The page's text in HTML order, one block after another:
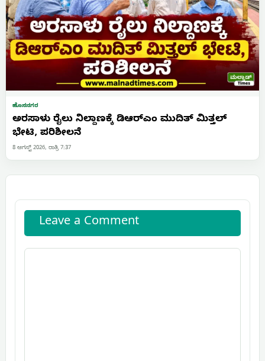
ಹೊಸನಗರ
ಅರಸಾಳು ರೈಲು ನಿಲ್ದಾಣಕ್ಕೆ ಡಿಆರ್‌ಎಂ ಮುದಿತ್ ಮಿತ್ತಲ್
ಭೇಟಿ, ಪರಿಶೀಲನೆ
8 ಆಗಸ್ಟ್ 2026, ರಾತ್ರಿ 7:37
Leave a Comment
Comment